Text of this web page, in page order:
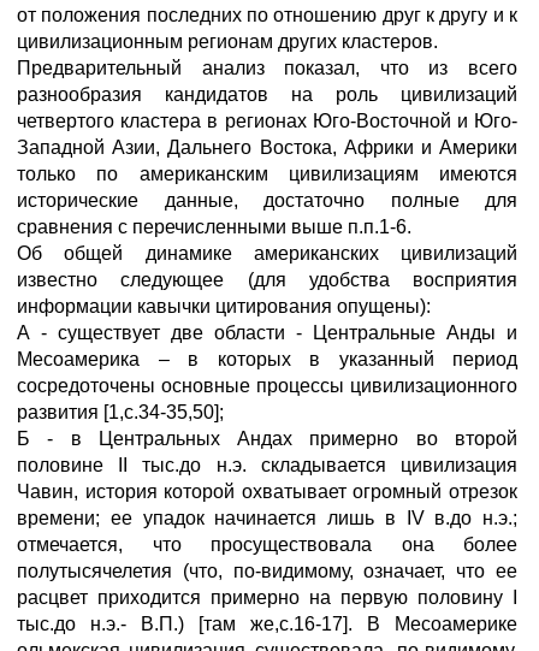
от положения последних по отношению друг к другу и к
цивилизационным регионам других кластеров.
Предварительный анализ показал, что из всего
разнообразия кандидатов на роль цивилизаций
четвертого кластера в регионах Юго-Восточной и Юго-
Западной Азии, Дальнего Востока, Африки и Америки
только по американским цивилизациям имеются
исторические данные, достаточно полные для
сравнения с перечисленными выше п.п.1-6.
Об общей динамике американских цивилизаций
известно следующее (для удобства восприятия
информации кавычки цитирования опущены):
А - существует две области - Центральные Анды и
Месоамерика – в которых в указанный период
сосредоточены основные процессы цивилизационного
развития [1,с.34-35,50];
Б - в Центральных Андах примерно во второй
половине II тыс.до н.э. складывается цивилизация
Чавин, история которой охватывает огромный отрезок
времени; ее упадок начинается лишь в IV в.до н.э.;
отмечается, что просуществовала она более
полутысячелетия (что, по-видимому, означает, что ее
расцвет приходится примерно на первую половину I
тыс.до н.э.- В.П.) [там же,с.16-17]. В Месоамерике